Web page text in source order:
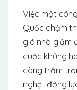
Việc một
Quốc chậm
giá nhà giảm
cuộc khủng
càng trầm
nghẹt động